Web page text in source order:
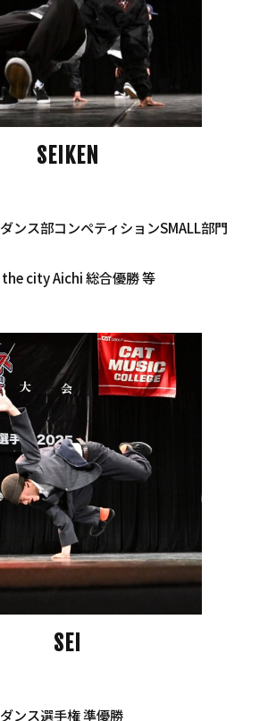
SEIKEN
ンス部コンペティションSMALL部門
city Aichi 総合優勝 等
SEI
ンス選手権 準優勝